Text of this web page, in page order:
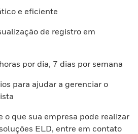
e eficiente
de registro em
por dia, 7 dias por semana
para ajudar a gerenciar o
o que sua empresa pode realizar
ELD, entre em contato